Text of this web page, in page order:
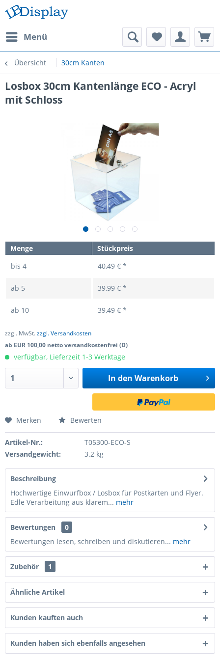
Menü
Übersicht 30cm Kanten
Losbox 30cm Kantenlänge ECO - Acryl
mit Schloss
Menge
Stückpreis
bis 4 40,49 € *
ab 5 39,99 € *
ab 10 39,49 € *
zzgl. MwSt.zzgl. Versandkosten
ab EUR 100,00 netto versandkostenfrei (D)
verfügbar, Lieferzeit 1-3 Werktage
In den Warenkorb
Merken Bewerten
Artikel-Nr.:
T05300-ECO-S
Versandgewicht:
3.2 kg
Beschreibung
Hochwertige Einwurfbox / Losbox für Postkarten und Flyer.
Edle Verarbeitung aus klarem... mehr
Bewertungen
0
Bewertungen lesen, schreiben und diskutieren... mehr
Zubehör 1
Ähnliche Artikel
Kunden kauften auch
Kunden haben sich ebenfalls angesehen